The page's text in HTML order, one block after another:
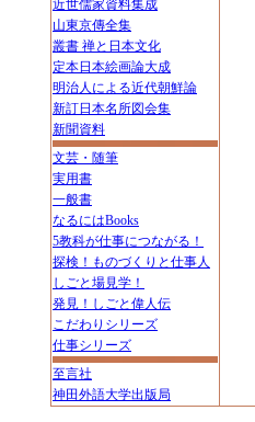
近世儒家資料集成
山東京傳全集
叢書 禅と日本文化
定本日本絵画論大成
明治人による近代朝鮮論
新訂日本名所図会集
新聞資料
文芸・随筆
実用書
一般書
なるにはBooks
5教科が仕事につながる！
探検！ものづくりと仕事人
しごと場見学！
発見！しごと偉人伝
こだわりシリーズ
仕事シリーズ
至言社
神田外語大学出版局